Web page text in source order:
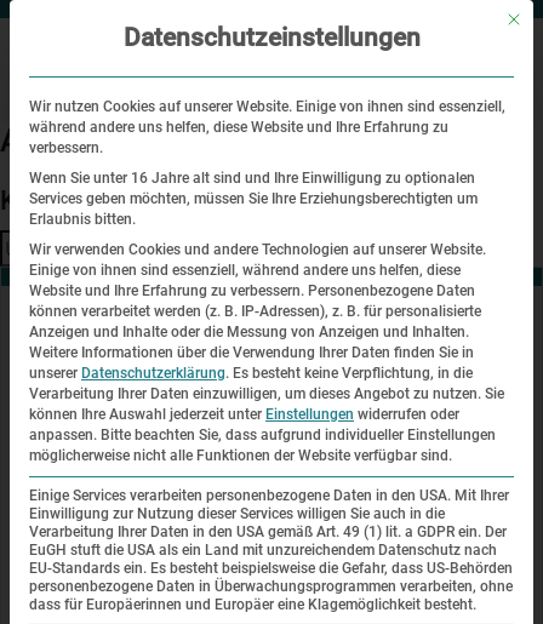
Archive
Kein Inhalt verfügbar.
Suchen
Kontakt
KZ-Gedenkstätte Dachau
Alte Römerstraße 75
85221 Dachau
+49 (0) 8131 - 66997 - 0
info@kz-gedenkstaette-dachau.de
Mit
Datenschutzeinstellungen
Wir nutzen Cookies auf unserer Website. Einige von ihnen sind essenziell,
während andere uns helfen, diese Website und Ihre Erfahrung zu
verbessern.
Wenn Sie unter 16 Jahre alt sind und Ihre Einwilligung zu optionalen
Services geben möchten, müssen Sie Ihre Erziehungsberechtigten um
Erlaubnis bitten.
Wir verwenden Cookies und andere Technologien auf unserer Website.
Einige von ihnen sind essenziell, während andere uns helfen, diese
Website und Ihre Erfahrung zu verbessern. Personenbezogene Daten
können verarbeitet werden (z. B. IP-Adressen), z. B. für personalisierte
Anzeigen und Inhalte oder die Messung von Anzeigen und Inhalten.
Weitere Informationen über die Verwendung Ihrer Daten finden Sie in
unserer Datenschutzerklärung. Es besteht keine Verpflichtung, in die
Verarbeitung Ihrer Daten einzuwilligen, um dieses Angebot zu nutzen. Sie
können Ihre Auswahl jederzeit unter Einstellungen widerrufen oder
anpassen. Bitte beachten Sie, dass aufgrund individueller Einstellungen
möglicherweise nicht alle Funktionen der Website verfügbar sind.
Einige Services verarbeiten personenbezogene Daten in den USA. Mit Ihrer
Einwilligung zur Nutzung dieser Services willigen Sie auch in die
Verarbeitung Ihrer Daten in den USA gemäß Art. 49 (1) lit. a GDPR ein. Der
EuGH stuft die USA als ein Land mit unzureichendem Datenschutz nach
EU-Standards ein. Es besteht beispielsweise die Gefahr, dass US-Behörden
personenbezogene Daten in Überwachungsprogrammen verarbeiten, ohne
dass für Europäerinnen und Europäer eine Klagemöglichkeit besteht.